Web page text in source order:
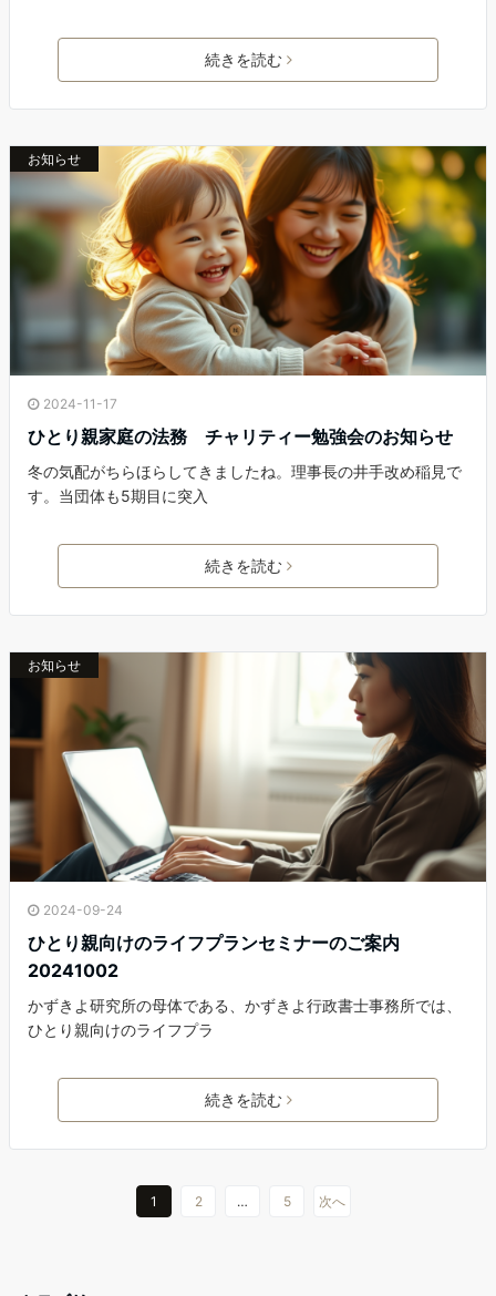
続きを読む
お知らせ
2024-11-17
ひとり親家庭の法務 チャリティー勉強会のお知らせ
冬の気配がちらほらしてきましたね。理事長の井手改め稲見で
す。当団体も5期目に突入
続きを読む
お知らせ
2024-09-24
ひとり親向けのライフプランセミナーのご案内
20241002
かずきよ研究所の母体である、かずきよ行政書士事務所では、
ひとり親向けのライフプラ
続きを読む
1 2 … 5 次へ